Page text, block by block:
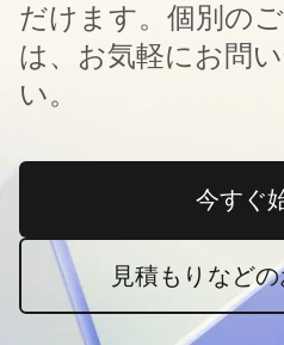
だけます。個別の
は、お気軽にお問
い。
今すぐ
見積もりなど